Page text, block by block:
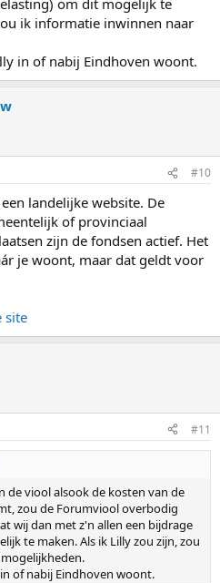
ik informatie inwinnen naar
in of nabij Eindhoven woont.
#10
landelijke website. De
of provinciaal
zijn de fondsen actief. Het
je woont, maar dat geldt voor
site
#11
de viool alsook de kosten van de
zou de Forumviool overbodig
wij dan met z'n allen een bijdrage
te maken. Als ik Lilly zou zijn, zou
of nabij Eindhoven woont.